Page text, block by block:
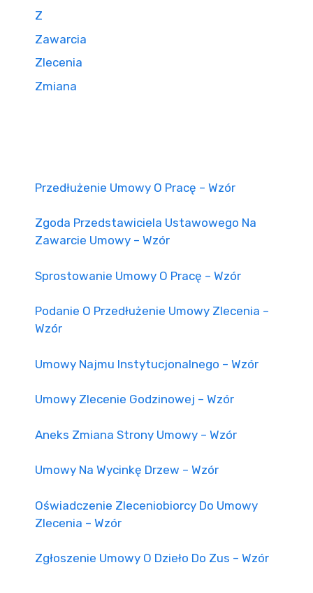
Z
Zawarcia
Zlecenia
Zmiana
Przedłużenie Umowy O Pracę – Wzór
Zgoda Przedstawiciela Ustawowego Na
Zawarcie Umowy – Wzór
Sprostowanie Umowy O Pracę – Wzór
Podanie O Przedłużenie Umowy Zlecenia –
Wzór
Umowy Najmu Instytucjonalnego – Wzór
Umowy Zlecenie Godzinowej – Wzór
Aneks Zmiana Strony Umowy – Wzór
Umowy Na Wycinkę Drzew – Wzór
Oświadczenie Zleceniobiorcy Do Umowy
Zlecenia – Wzór
Zgłoszenie Umowy O Dzieło Do Zus – Wzór